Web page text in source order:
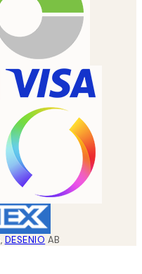
, DESENIO AB